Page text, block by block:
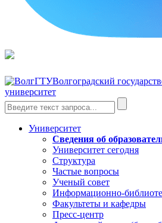
Волгоградский
университет
Университет
Сведения об
Университет сегодня
Структура
Частые вопросы
Ученый совет
Информационно-
Факультеты и кафедры
Пресс-центр